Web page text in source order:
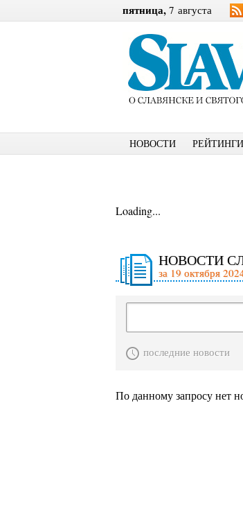
пятница, 7 августа
НОВОСТИ РЕЙТИНГИ
Loading...
НОВОСТИ
за 19 октября
последние новости
По данному запросу нет